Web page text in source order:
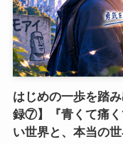
はじめの一歩を踏
録⑦】『青くて痛く
い世界と、本当の世